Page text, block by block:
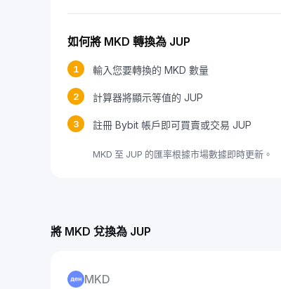
如何將 MKD 轉換為 JUP
1 輸入您要轉換的 MKD 數量
2 計算器將顯示等值的 JUP
3 註冊 Bybit 帳戶即可買賣或交易 JUP
MKD 至 JUP 的匯率根據市場數據即時更新。
將 MKD 兌換為 JUP
MKD